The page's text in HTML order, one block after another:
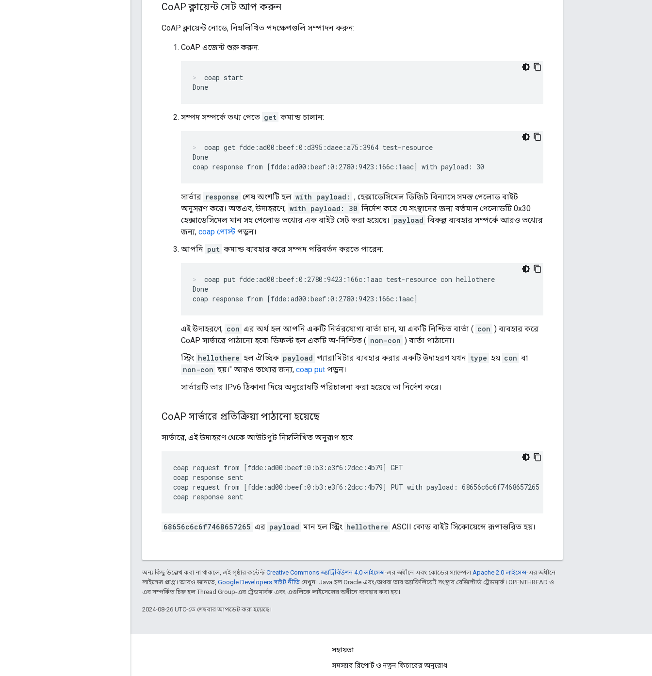
CoAP ক্লায়েন্ট সেট আপ করুন
CoAP ক্লায়েন্ট নোডে, নিম্নলিখিত পদক্ষেপগুলি সম্পাদন করুন:
CoAP এজেন্ট শুরু করুন:
coap start
সম্পদ সম্পর্কে তথ্য পেতে get কমান্ড চালান:
coap get fdde:ad00:beef:0:d395:daee:a75:3964 test-resource
Done
সার্ভার response শেষ অংশটি হল with payload: , হেক্সাডেসিমেল ডিজিট বিন্যাসে সমস্ত পেলোড বাইট
অনুসরণ করে। অতএব, উদাহরণে, with payload: 30 নির্দেশ করে যে সংস্থানের জন্য বর্তমান পেলোডটি 0x30
হেক্সাডেসিমেল মান সহ পেলোড তথ্যের এক বাইট সেট করা হয়েছে। payload বিকল্প ব্যবহার সম্পর্কে আরও তথ্যের
জন্য, coap পোস্ট পড়ুন।
আপনি put কমান্ড ব্যবহার করে সম্পদ পরিবর্তন করতে পারেন:
coap put fdde:ad00:beef:0:2780:9423:166c:1aac test-resource con hellothere
Done
এই উদাহরণে, con এর অর্থ হল আপনি একটি নির্ভরযোগ্য বার্তা চান, যা একটি নিশ্চিত বার্তা ( con ) ব্যবহার করে
CoAP সার্ভারে পাঠানো হবে৷ ডিফল্ট হল একটি অ-নিশ্চিত ( non-con ) বার্তা পাঠানো।
স্ট্রিং hellothere হল ঐচ্ছিক payload প্যারামিটার ব্যবহার করার একটি উদাহরণ যখন type হয় con বা
non-con হয়।" আরও তথ্যের জন্য, coap put পড়ুন।
সার্ভারটি তার IPv6 ঠিকানা দিয়ে অনুরোধটি পরিচালনা করা হয়েছে তা নির্দেশ করে।
CoAP সার্ভারে প্রতিক্রিয়া পাঠানো হয়েছে
সার্ভারে, এই উদাহরণ থেকে আউটপুট নিম্নলিখিত অনুরূপ হবে:
coap request from [fdde:ad00:beef:0:b3:e3f6:2dcc:4b79] GET
coap response sent
coap request from [fdde:ad00:beef:0:b3:e3f6:2dcc:4b79] PUT with payload: 68656c6c6f7468657265
68656c6c6f7468657265 এর payload মান হল স্ট্রিং hellothere ASCII কোড বাইট সিকোয়েন্সে রূপান্তরিত হয়।
অন্য কিছু উল্লেখ করা না থাকলে, এই পৃষ্ঠার কন্টেন্ট Creative Commons অ্যাট্রিবিউশন 4.0 লাইসেন্স-এর অধীনে এবং কোডের স্যাম্পেলApache 2.0 লাইসেন্স-এর অধীনে
লাইসেন্স প্রাপ্ত। আরও জানতে, Google Developers সাইট নীতি দেখুন। Java হল Oracle এবং/অথবা তার অ্যাফিলিয়েট সংস্থার রেজিস্টার্ড ট্রেডমার্ক। OPENTHREAD ও
এর সম্পর্কিত চিহ্ন হল Thread Group-এর ট্রেডমার্রক এবং এগুলিকে লাইসেন্সের অধীনে ব্যবহার করা হয়।
2024-08-26 UTC-তে শেষবার আপডেট করা হয়েছে।
সহায়তা
সমস্যার রিপোর্ট ও নতুন ফিচারের অনুরোধ